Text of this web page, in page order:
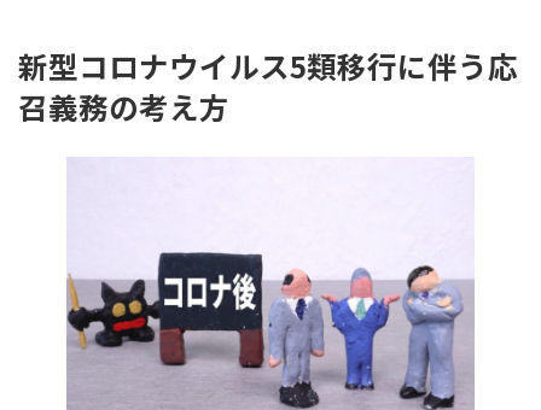
新型コロナウイルス5類移行に伴う応
召義務の考え方